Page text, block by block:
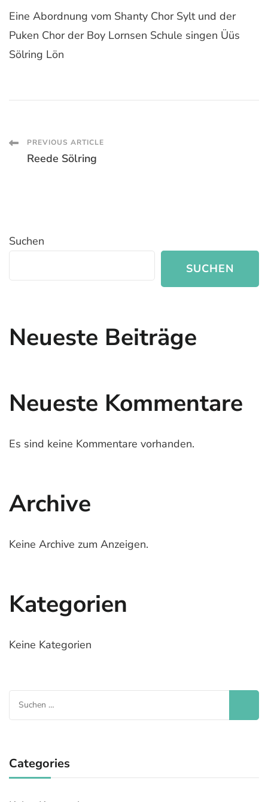
Eine Abordnung vom Shanty Chor Sylt und der
Puken Chor der Boy Lornsen Schule singen Üüs
Sölring Lön
Post
PREVIOUS ARTICLE
Reede Sölring
Suchen
SUCHEN
Neueste Beiträge
Neueste Kommentare
Es sind keine Kommentare vorhanden.
Archive
Keine Archive zum Anzeigen.
Kategorien
Keine Kategorien
Suchen
nach:
Categories